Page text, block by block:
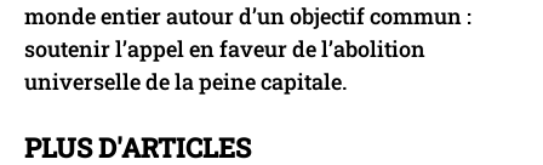
monde entier autour d’un objectif commun :
soutenir l’appel en faveur de l’abolition
universelle de la peine capitale.
PLUS D'ARTICLES